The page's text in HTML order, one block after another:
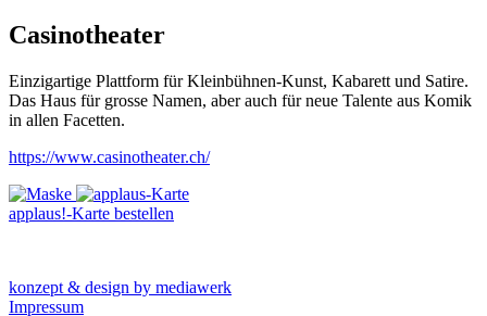
Casinotheater
Einzigartige Plattform für Kleinbühnen-Kunst, Kabarett und Satire.
Das Haus für grosse Namen, aber auch für neue Talente aus Komik
in allen Facetten.
https://www.casinotheater.ch/
applaus!-Karte bestellen
konzept & design by mediawerk
Impressum